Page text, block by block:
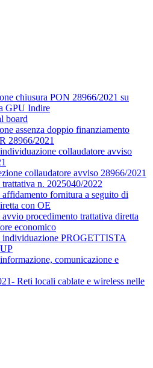
chiusura PON 28966/2021 su
GPU Indire
board
assenza doppio finanziamento
28966/2021
collaudatore avviso
collaudatore avviso 28966/2021
n. 2025040/2022
fornitura a seguito di
con OE
procedimento trattativa diretta
economico
individuazione PROGETTISTA
comunicazione e
Reti locali cablate e wireless nelle